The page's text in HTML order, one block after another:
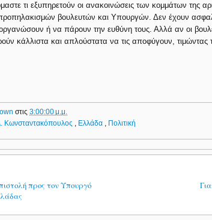
τι εξυπηρετούν οι ανακοινώσεις των κομμάτων της
βουλευτών και Υπουργών. Δεν έχουν
ή να πάρουν την ευθύνη τους. Αλλά αν οι
κάλλιστα και απλούστατα να τις αποφύγουν, τιμώντας
στις3:00:00 μ.μ.
Κωνσταντακόπουλος Ελλάδα Πολιτική
προς τον Υπουργό